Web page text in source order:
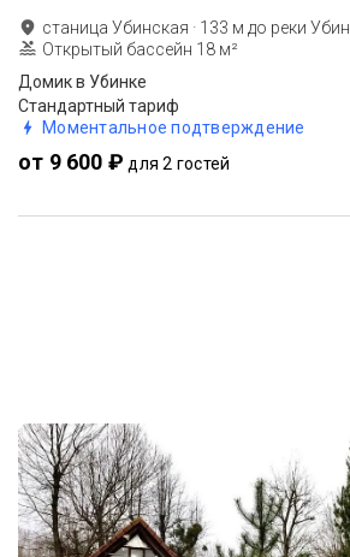
станица Убинская · 133 м до реки Убин
Открытый бассейн 18 м²
Домик в Убинке
Стандартный тариф
Моментальное подтверждение
от 9 600 ₽ для 2 гостей